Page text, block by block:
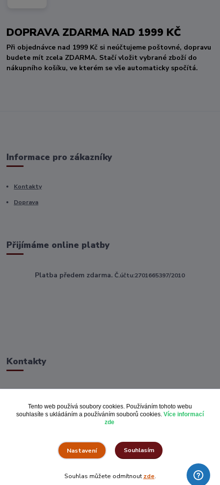
DOPRAVA ZDARMA NAD 1999 KČ
Při objednávce nad 1999 Kč si neúčtujeme poštovné, dopravu
budete mít zcela ZDARMA. Stačí vložit vybrané zboží do
nákupního košíku, ve kterém se vše automaticky spočítá.
Informace pro zákazníky
Kontakty
Doprava
Přijímáme online platby
Platba předem zdarma. Č.účtu:2701665397/2010
Kontakty
Vytvořeno na
Eshop-rychle.cz
Tento web používá soubory cookies. Používáním tohoto webu
souhlasíte s ukládáním a používáním souborů cookies. Více informací
zde
Nastavení Souhlasím
Souhlas můžete odmítnout zde.